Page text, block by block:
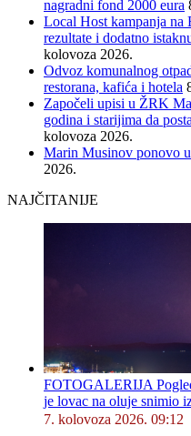
nagradni fond 2000 eura
Local Host kampanja na
rezultate i dodatno
kolovoza 2026.
Odvoz komunalnog
restorana, kafića i hotela
Započeli upisi u ŽRK
godina i starijima da
kolovoza 2026.
Marin Musinov ponovo
2026.
NAJČITANIJE
FOTOGALERIJA
je lovac na oluje snimio
7. kolovoza 2026. 09:12